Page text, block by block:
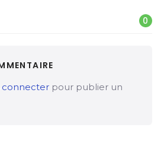
0
connecter pour publier un